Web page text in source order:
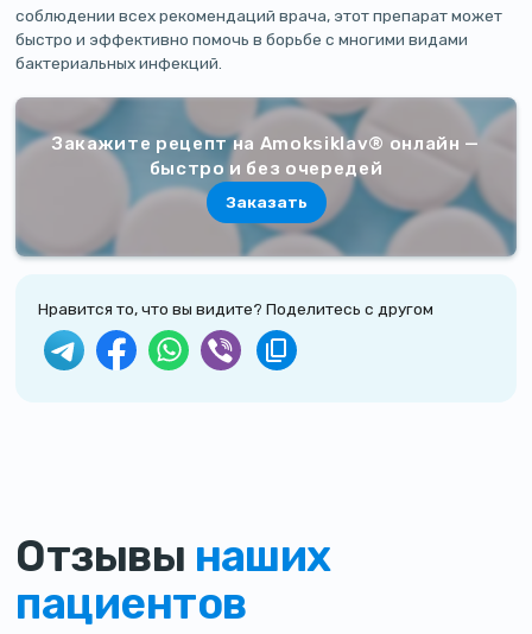
соблюдении всех рекомендаций врача, этот препарат может
быстро и эффективно помочь в борьбе с многими видами
бактериальных инфекций.
Закажите рецепт на Amoksiklav® онлайн —
быстро и без очередей
Заказать
Нравится то, что вы видите? Поделитесь с другом
Отзывы наших
пациентов